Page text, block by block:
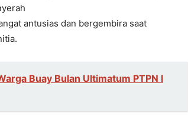
antusias dan bergembira saat
Buay Bulan Ultimatum PTPN I